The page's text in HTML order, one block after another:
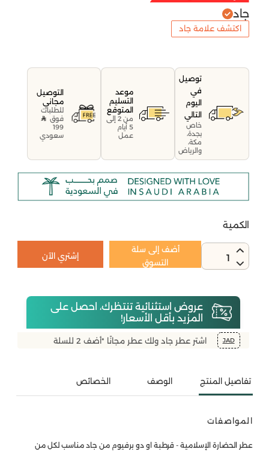
جاد
اكتشف علامة جاد
توصيل
في
اليوم
التالي
خاص
بجدة،
مكة،
والرياض
موعد
التسليم
المتوقع
من 2 إلى
5 أيام
عمل
التوصيل
مجاني
للطلبات
فوق
199
سعودي
الكمية
1
أضف إلى سلة
التسوق
إشتري الآن
عروض استثنائية تنتظرك، احصل على
المزيد بأقل الأسعار!
JAD اشتر عطر جاد ولك عطر مجانًا *أضف 2 للسلة
تفاصيل المنتج الوصف الخصائص
المواصفات
عطر الحضارة الإسلامية - قرطبة او دو برفيوم من جاد مناسب لكل من